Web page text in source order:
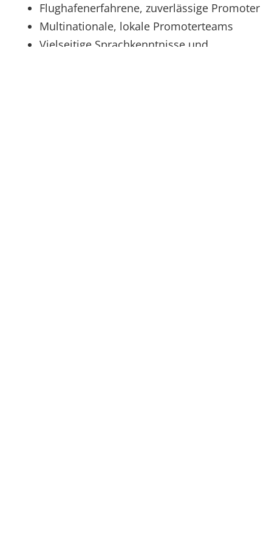
Flughafenerfahrene, zuverlässige Promoter
Multinationale, lokale Promoterteams
Vielseitige Sprachkenntnisse und